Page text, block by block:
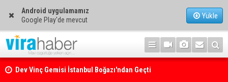
Android uygulamamız
Google Play'de mevcut
Yükle
Dev Vinç Gemisi İstanbul Boğazı'ndan Geçti